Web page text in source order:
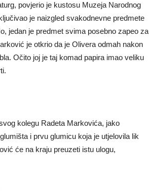
povjerio je kustosu Muzeja Narodnog
je naizgled svakodnevne predmete
jedan je predmet svima posebno zapeo za
je otkrio da je Olivera odmah nakon
Očito joj je taj komad papira imao veliku
kolegu Radeta Markovića, jako
i prvu glumicu koja je utjelovila lik
će na kraju preuzeti istu ulogu,